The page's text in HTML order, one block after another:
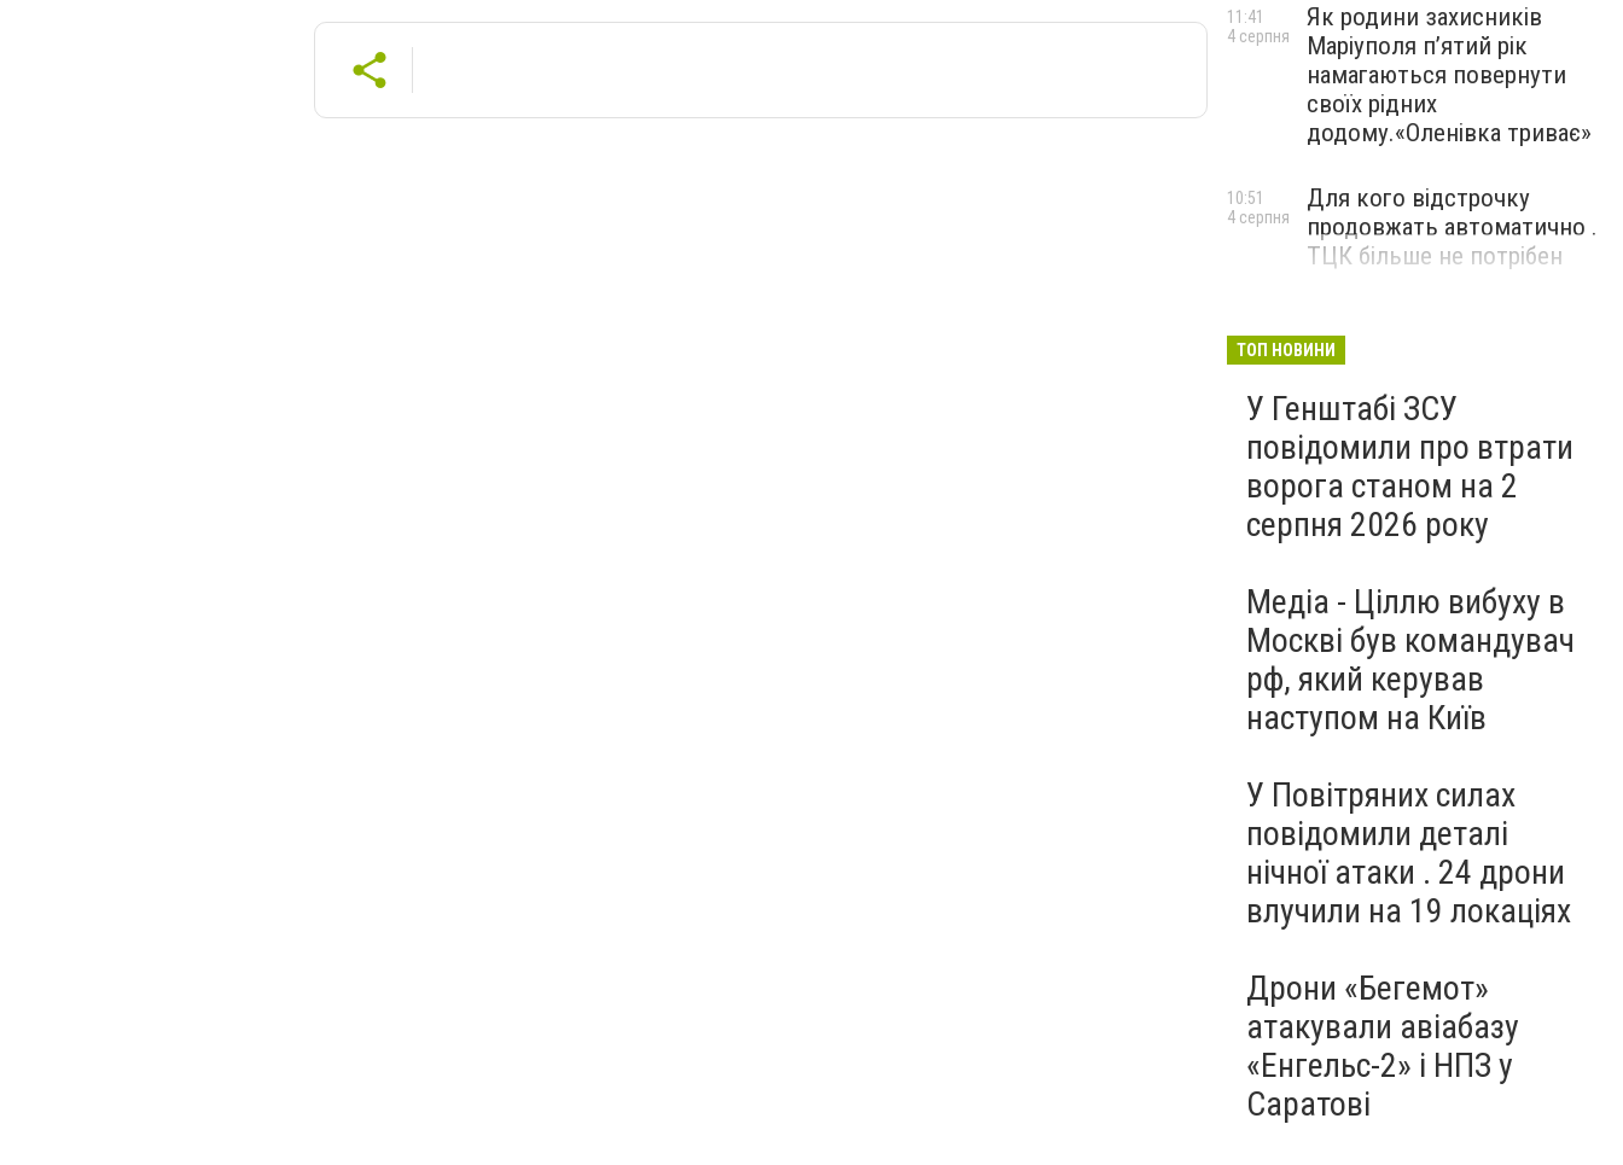
Як родини захисників
Маріуполя пʼятий рік
намагаються повернути
своїх рідних
додому.«Оленівка триває»
11:41
4 серпня
Для кого відстрочку
продовжать автоматично .
ТЦК більше не потрібен
10:51
4 серпня
ТОП НОВИНИ
У Генштабі ЗСУ
повідомили про втрати
ворога станом на 2
серпня 2026 року
Медіа - Ціллю вибуху в
Москві був командувач
рф, який керував
наступом на Київ
У Повітряних силах
повідомили деталі
нічної атаки . 24 дрони
влучили на 19 локаціях
Дрони «Бегемот»
атакували авіабазу
«Енгельс-2» і НПЗ у
Саратові